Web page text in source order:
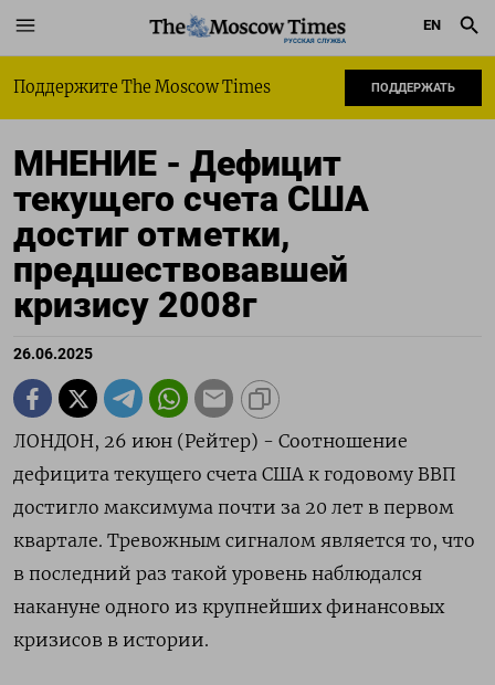
РУССКАЯ СЛУЖБА
EN
Поддержите The Moscow Times ПОДДЕРЖАТЬ
МНЕНИЕ - Дефицит
текущего счета США
достиг отметки,
предшествовавшей
кризису 2008г
26.06.2025
ЛОНДОН, 26 июн (Рейтер) - Соотношение
дефицита текущего счета США к годовому ВВП
достигло максимума почти за 20 лет в первом
квартале. Тревожным сигналом является то, что
в последний раз такой уровень наблюдался
накануне одного из крупнейших финансовых
кризисов в истории.